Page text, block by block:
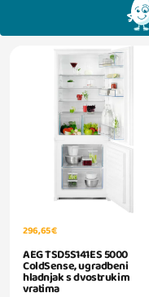
296,65 €
AEG TSD5S141ES 5000
ColdSense, ugradbeni
hladnjak s dvostrukim
vratima